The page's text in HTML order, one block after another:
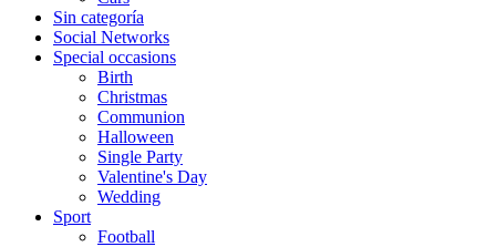
Sin categoría
Social Networks
Special occasions
Birth
Christmas
Communion
Halloween
Single Party
Valentine's Day
Wedding
Sport
Football